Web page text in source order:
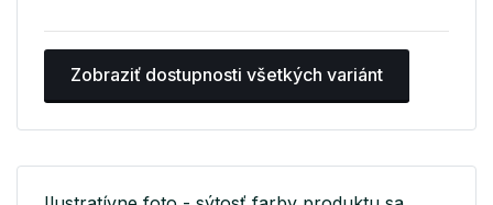
Zobraziť dostupnosti všetkých variánt